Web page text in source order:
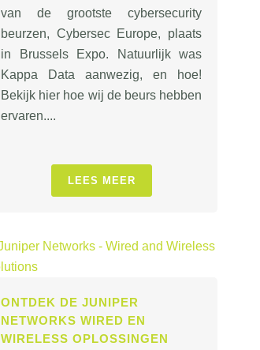
van de grootste cybersecurity
beurzen, Cybersec Europe, plaats
in Brussels Expo. Natuurlijk was
Kappa Data aanwezig, en hoe!
Bekijk hier hoe wij de beurs hebben
ervaren....
LEES MEER
ONTDEK DE JUNIPER
NETWORKS WIRED EN
WIRELESS OPLOSSINGEN